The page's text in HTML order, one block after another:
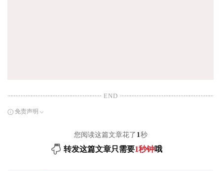
END
免责声明
您阅读这篇文章花了 1秒
转发这篇文章只需要1秒钟哦